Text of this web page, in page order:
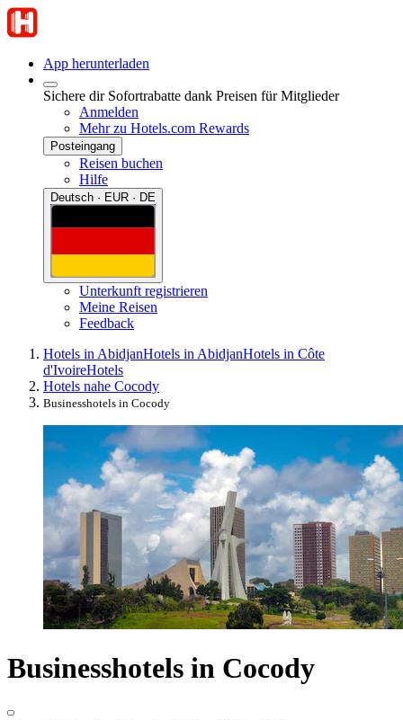
App herunterladen
Sichere dir Sofortrabatte dank Preisen für Mitglieder
Anmelden
Mehr zu Hotels.com Rewards
Posteingang
Reisen buchen
Hilfe
Deutsch · EUR · DE
Unterkunft registrieren
Meine Reisen
Feedback
Hotels in AbidjanHotels in AbidjanHotels in Côte
d'IvoireHotels
Hotels nahe Cocody
Businesshotels in Cocody
Businesshotels in Cocody